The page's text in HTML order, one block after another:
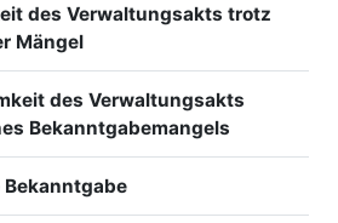
des Verwaltungsakts trotz
Mängel
des Verwaltungsakts
Bekanntgabemangels